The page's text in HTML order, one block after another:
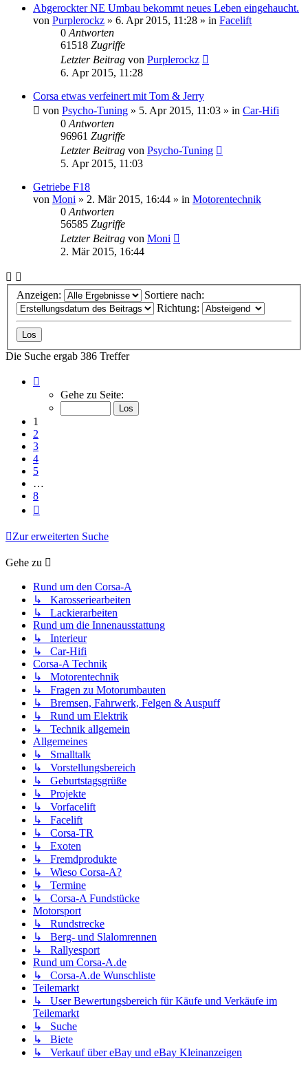
Abgerockter NE Umbau bekommt neues Leben eingehaucht.
von Purplerockz » 6. Apr 2015, 11:28 » in Facelift
0 Antworten
61518 Zugriffe
Letzter Beitrag von Purplerockz
6. Apr 2015, 11:28
Corsa etwas verfeinert mit Tom & Jerry
von Psycho-Tuning » 5. Apr 2015, 11:03 » in Car-Hifi
0 Antworten
96961 Zugriffe
Letzter Beitrag von Psycho-Tuning
5. Apr 2015, 11:03
Getriebe F18
von Moni » 2. Mär 2015, 16:44 » in Motorentechnik
0 Antworten
56585 Zugriffe
Letzter Beitrag von Moni
2. Mär 2015, 16:44
Anzeigen:
Sortiere nach:
Richtung:
Die Suche ergab 386 Treffer
von
Gehe zu Seite:
1
2
3
4
5
…
8
Zur erweiterten Suche
Gehe zu
Rund um den Corsa-A
↳ Karosseriearbeiten
↳ Lackierarbeiten
Rund um die Innenausstattung
↳ Interieur
↳ Car-Hifi
Corsa-A Technik
↳ Motorentechnik
↳ Fragen zu Motorumbauten
↳ Bremsen, Fahrwerk, Felgen & Auspuff
↳ Rund um Elektrik
↳ Technik allgemein
Allgemeines
↳ Smalltalk
↳ Vorstellungsbereich
↳ Geburtstagsgrüße
↳ Projekte
↳ Vorfacelift
↳ Facelift
↳ Corsa-TR
↳ Exoten
↳ Fremdprodukte
↳ Wieso Corsa-A?
↳ Termine
↳ Corsa-A Fundstücke
Motorsport
↳ Rundstrecke
↳ Berg- und Slalomrennen
↳ Rallyesport
Rund um Corsa-A.de
↳ Corsa-A.de Wunschliste
Teilemarkt
↳ User Bewertungsbereich für Käufe und Verkäufe im
Teilemarkt
↳ Suche
↳ Biete
↳ Verkauf über eBay und eBay Kleinanzeigen